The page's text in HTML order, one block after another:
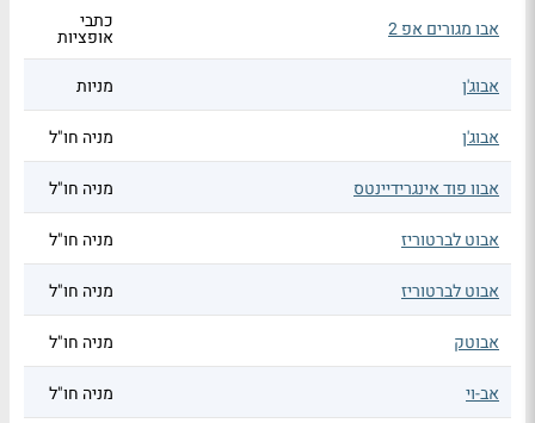
אבו מגורים אפ 2 כתבי
אופציות
אבוג'ן
מניות
אבוג'ן מניה חו"ל
אבוו פוד אינגרידיינטס מניה חו"ל
אבוט לברטוריז מניה חו"ל
אבוט לברטוריז מניה חו"ל
אבוטק מניה חו"ל
אב-וי מניה חו"ל